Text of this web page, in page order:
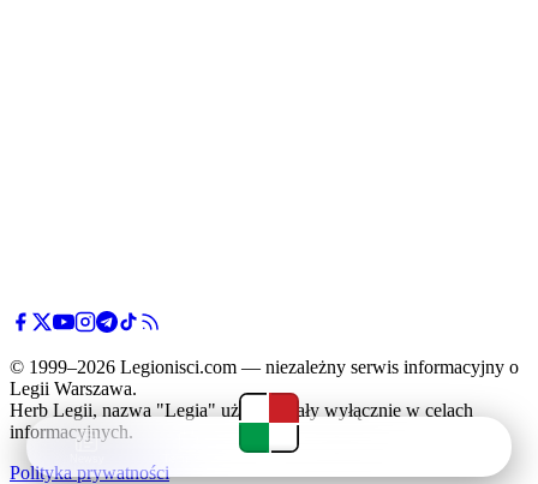
© 1999–2026 Legionisci.com — niezależny serwis informacyjny o
Legii Warszawa.
Herb Legii, nazwa "Legia" użyte zostały wyłącznie w celach
informacyjnych.
Polityka prywatności